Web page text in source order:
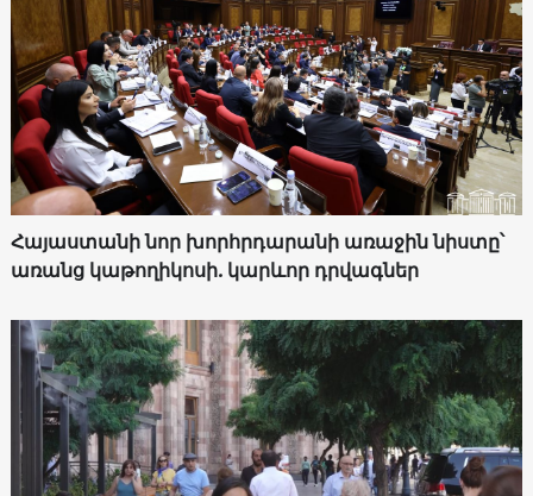
Հայաստանի նոր խորհրդարանի առաջին նիստը՝
առանց կաթողիկոսի. կարևոր դրվագներ